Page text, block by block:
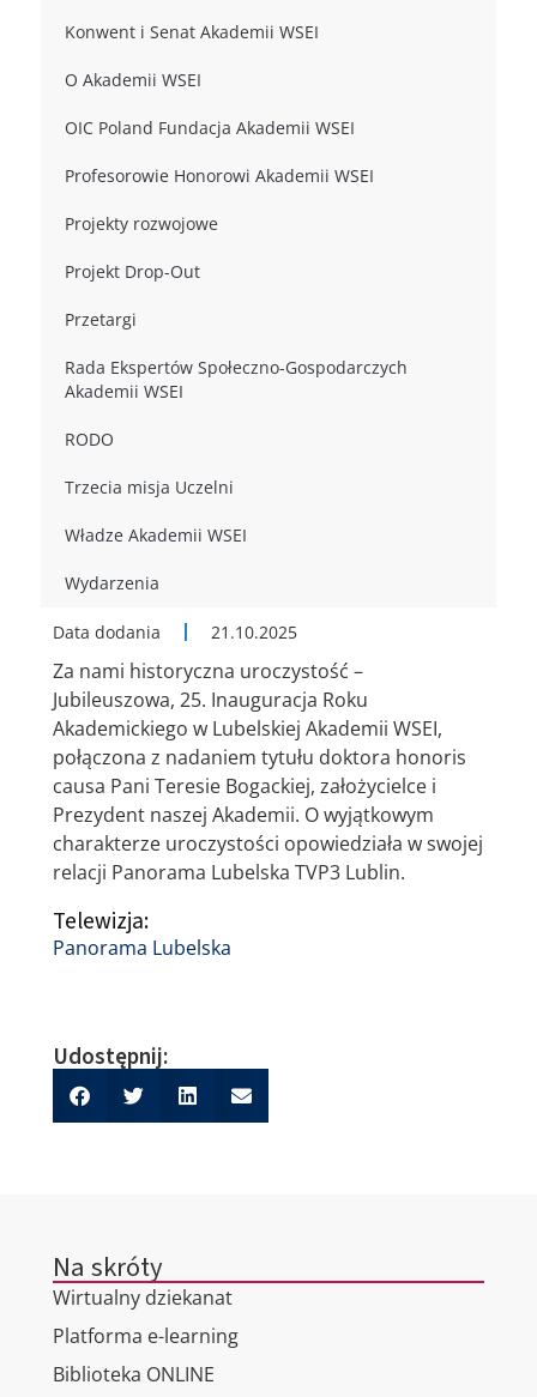
Konwent i Senat Akademii WSEI
O Akademii WSEI
OIC Poland Fundacja Akademii WSEI
Profesorowie Honorowi Akademii WSEI
Projekty rozwojowe
Projekt Drop-Out
Przetargi
Rada Ekspertów Społeczno-Gospodarczych
Akademii WSEI
RODO
Trzecia misja Uczelni
Władze Akademii WSEI
Wydarzenia
Data dodania 21.10.2025
Za nami historyczna uroczystość –
Jubileuszowa, 25. Inauguracja Roku
Akademickiego w Lubelskiej Akademii WSEI,
połączona z nadaniem tytułu doktora honoris
causa Pani Teresie Bogackiej, założycielce i
Prezydent naszej Akademii. O wyjątkowym
charakterze uroczystości opowiedziała w swojej
relacji Panorama Lubelska TVP3 Lublin.
Telewizja:
Panorama Lubelska
Udostępnij:
Na skróty
Wirtualny dziekanat
Platforma e-learning
Biblioteka ONLINE